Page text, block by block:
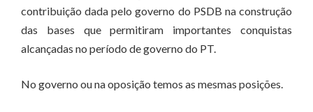
contribuição dada pelo governo do PSDB na construção
das bases que permitiram importantes conquistas
alcançadas no período de governo do PT.
No governo ou na oposição temos as mesmas posições.